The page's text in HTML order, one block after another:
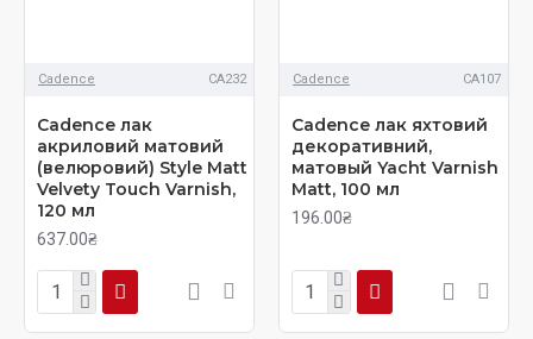
Cadence CA232
Cadence лак
акриловий матовий
(велюровий) Style Matt
Velvety Touch Varnish,
120 мл
637.00₴
Cadence CA107
Cadence лак яхтовий
декоративний,
матовый Yacht Varnish
Matt, 100 мл
196.00₴